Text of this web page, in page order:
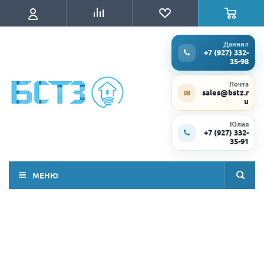
Даниил
+7 (927) 332-
35-98
✉
Почта
sales@bstz.r
u
Юлия
+7 (927) 332-
35-91
МЕНЮ